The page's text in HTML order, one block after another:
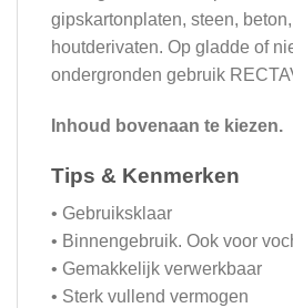
gipskartonplaten, steen,
houtderivaten. Op gladde of
ondergronden gebruik
Inhoud bovenaan te kiezen.
Tips & Kenmerken
• Gebruiksklaar
• Binnengebruik. Ook voor
• Gemakkelijk verwerkbaar
• Sterk vullend vermogen